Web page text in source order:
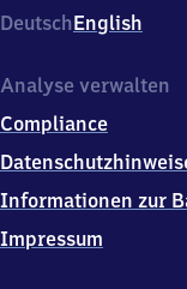
Erfurter
Str.
0
6
6
Weißenfels
DeutschEnglish
Analyse verwalten
Compliance
Informationen zur
Impressum